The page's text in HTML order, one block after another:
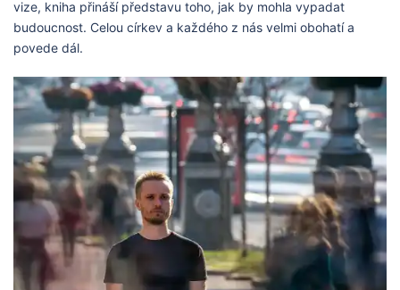
vize, kniha přináší představu toho, jak by mohla vypadat
budoucnost. Celou církev a každého z nás velmi obohatí a
povede dál.